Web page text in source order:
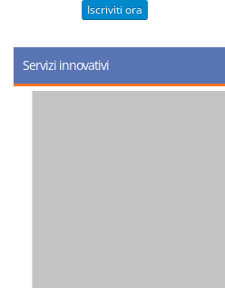
Iscriviti ora
Servizi innovativi